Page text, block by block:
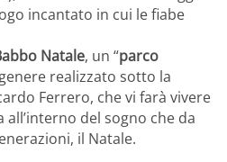
incantato in cui le fiabe
Natale, un “parco
realizzato sotto la
Ferrero, che vi farà vivere
all’interno del sogno che da
il Natale.